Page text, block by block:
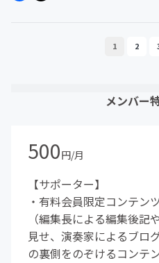
1 2
メンバー
500円/月
【サポーター】
・有料会員限定コンテン
（編集長による編集後記
見せ、演奏家によるブロ
の裏側をのぞけるコンテ